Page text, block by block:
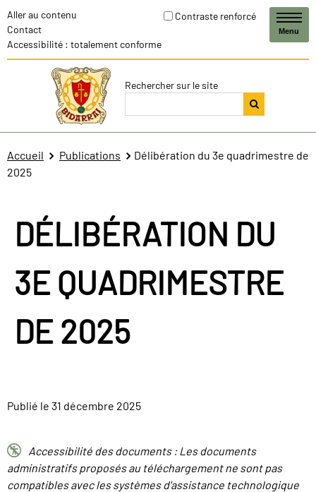
Aller au contenu
Contact
Accessibilité : totalement conforme
Contraste renforcé
Rechercher sur le site
Menu
Accueil Publications
Délibération du 3e quadrimestre de
2025
DÉLIBÉRATION DU
3E QUADRIMESTRE
DE 2025
Publié le 31 décembre 2025
 Accessibilité des documents : Les documents
administratifs proposés au téléchargement ne sont pas
compatibles avec les systèmes d'assistance technologique